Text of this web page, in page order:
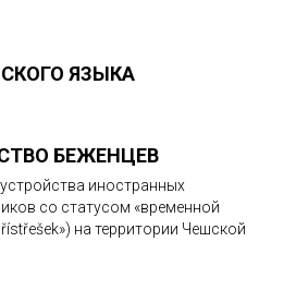
ЯЗЫКА
БЕЖЕНЦЕВ
иностранных
со статусом «временной
на территории Чешской